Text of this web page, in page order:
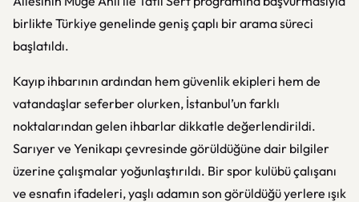
birlikte Türkiye genelinde geniş çaplı bir arama süreci
başlatıldı.
Kayıp ihbarının ardından hem güvenlik ekipleri hem de
vatandaşlar seferber olurken, İstanbul’un farklı
noktalarından gelen ihbarlar dikkatle değerlendirildi.
Sarıyer ve Yenikapı çevresinde görüldüğüne dair bilgiler
üzerine çalışmalar yoğunlaştırıldı. Bir spor kulübü çalışanı
ve esnafın ifadeleri, yaşlı adamın son görüldüğü yerlere ışık